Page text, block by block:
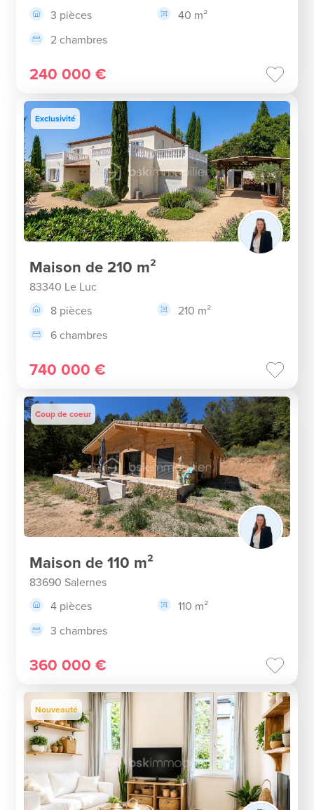
3 pièces
40 m²
2 chambres
240 000 €
Exclusivité
Maison de 210 m²
83340 Le Luc
8 pièces
210 m²
6 chambres
740 000 €
Coup de coeur
Maison de 110 m²
83690 Salernes
4 pièces
110 m²
3 chambres
360 000 €
Nouveauté